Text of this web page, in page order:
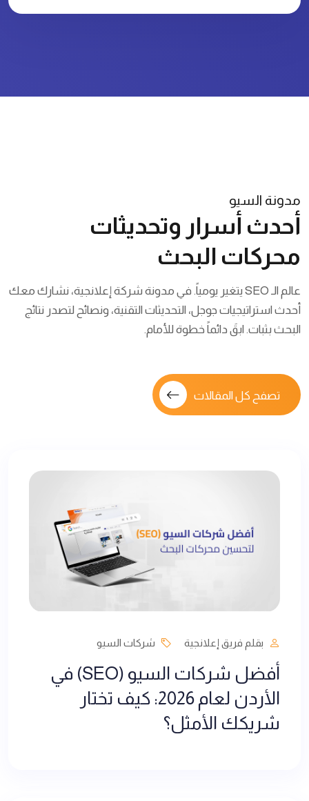
مدونة السيو
أحدث أسرار وتحديثات
محركات البحث
عالم الـ SEO يتغير يومياً. في مدونة شركة إعلانجية، نشارك معك
أحدث استراتيجيات جوجل، التحديثات التقنية، ونصائح لتصدر نتائج
البحث بثبات. ابقَ دائماً خطوة للأمام.
تصفح كل المقالات
بقلم فريق إعلانجية شركات السيو
أفضل شركات السيو (SEO) في
الأردن لعام 2026: كيف تختار
شريكك الأمثل؟